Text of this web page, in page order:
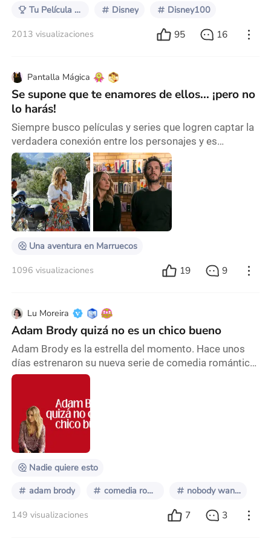
Tu Película de Confort Disney Disney100
2013 visualizaciones 95 16
Pantalla Mágica
Se supone que te enamores de ellos... ¡pero no
lo harás!
Siempre busco películas y series que logren captar la
verdadera conexión entre los personajes y es
exactamente lo que hace que Nadie quiere esto sea
una serie inolvidable. Desde el primer episodio, la
química entre Kristen Bell y Adam Brody es palpable.
Ellos interpretan a Joanne, una podcaster sin pelos en
la lengua, y Noah, un rabino, cuyas vidas no podrían
ser más diferentes. Sin embargo, a med
Una aventura en Marruecos
1096 visualizaciones 19 9
Lu Moreira
Adam Brody quizá no es un chico bueno
Adam Brody es la estrella del momento. Hace unos
días estrenaron su nueva serie de comedia romántica
junto a Kristen Bell (Verónica Mars), Nobody wants
pies. El antes ignorado, porque era el segundo
personaje en The OC, ahora parece que era realmente
querido por todos y era necesario que volviera. Claro,
ahora es un Hot Rabbi, sensible y que c
Nadie quiere esto
adam brody comedia romántica nobody wants this
149 visualizaciones 7 3